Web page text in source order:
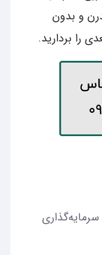
و بدون
را بردارید.